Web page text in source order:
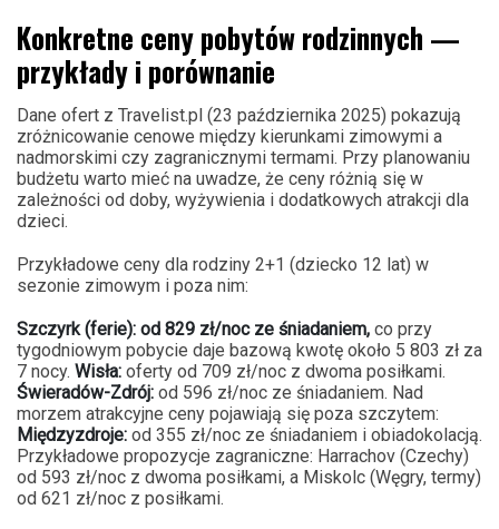
Konkretne ceny pobytów rodzinnych —
przykłady i porównanie
Dane ofert z Travelist.pl (23 października 2025) pokazują
zróżnicowanie cenowe między kierunkami zimowymi a
nadmorskimi czy zagranicznymi termami. Przy planowaniu
budżetu warto mieć na uwadze, że ceny różnią się w
zależności od doby, wyżywienia i dodatkowych atrakcji dla
dzieci.
Przykładowe ceny dla rodziny 2+1 (dziecko 12 lat) w
sezonie zimowym i poza nim:
Szczyrk (ferie): od 829 zł/noc ze śniadaniem, co przy
tygodniowym pobycie daje bazową kwotę około 5 803 zł za
7 nocy. Wisła: oferty od 709 zł/noc z dwoma posiłkami.
Świeradów-Zdrój: od 596 zł/noc ze śniadaniem. Nad
morzem atrakcyjne ceny pojawiają się poza szczytem:
Międzyzdroje: od 355 zł/noc ze śniadaniem i obiadokolacją.
Przykładowe propozycje zagraniczne: Harrachov (Czechy)
od 593 zł/noc z dwoma posiłkami, a Miskolc (Węgry, termy)
od 621 zł/noc z posiłkami.